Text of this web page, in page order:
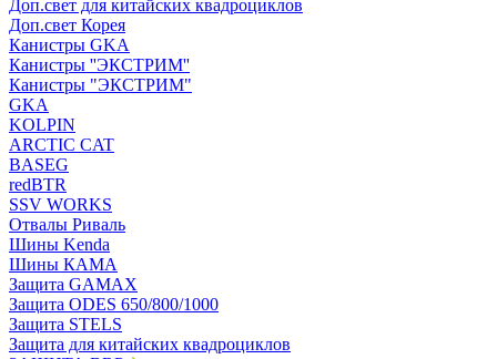
Доп.свет для китайских квадроциклов
Доп.свет Корея
Канистры GKA
Канистры ''ЭКСТРИМ''
Канистры "ЭКСТРИМ"
GKA
KOLPIN
ARCTIC CAT
BASEG
redBTR
SSV WORKS
Отвалы Риваль
Шины Kenda
Шины КАМА
Защита GAMAX
Защита ODES 650/800/1000
Защита STELS
Защита для китайских квадроциклов